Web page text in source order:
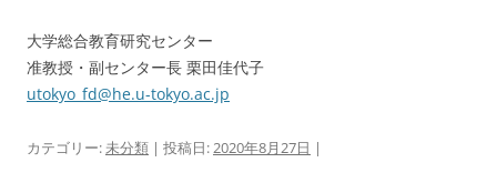
大学総合教育研究センター
准教授・副センター長 栗田佳代子
utokyo_fd@he.u-tokyo.ac.jp
カテゴリー:未分類 | 投稿日:2020年8月27日 |